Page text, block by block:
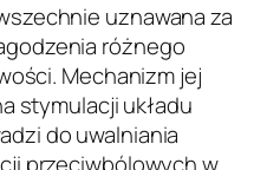
uznawana za
różnego
Mechanizm jej
stymulacji układu
do uwalniania